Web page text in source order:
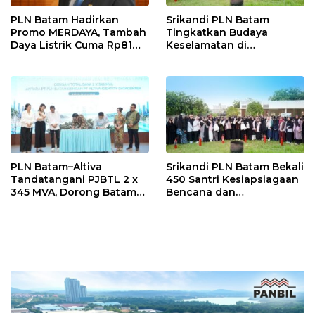
PLN Batam Hadirkan
Promo MERDAYA, Tambah
Daya Listrik Cuma Rp81
Srikandi PLN Batam
Tingkatkan Budaya
Keselamatan di
PLN Batam–Altiva
Tandatangani PJBTL 2 x
345 MVA, Dorong Batam
Srikandi PLN Batam Bekali
450 Santri Kesiapsiagaan
Bencana dan